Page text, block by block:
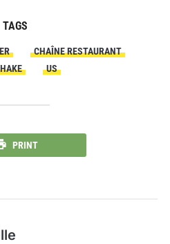
TAGS
CHAÎNE RESTAURANT
US
PRINT